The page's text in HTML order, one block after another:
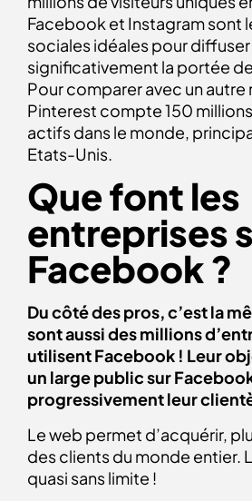
Facebook et Instagram sont
sociales idéales pour
significativement la portée
Pour comparer avec un autre
Pinterest compte 150
actifs dans le monde,
Etats-Unis.
Que font les
entreprises
Facebook ?
Du côté des pros, c’est la
sont aussi des millions
utilisent Facebook ! Leur
un large public sur
progressivement leur
Le web permet d’acquérir,
des clients du monde entier.
quasi sans limite !